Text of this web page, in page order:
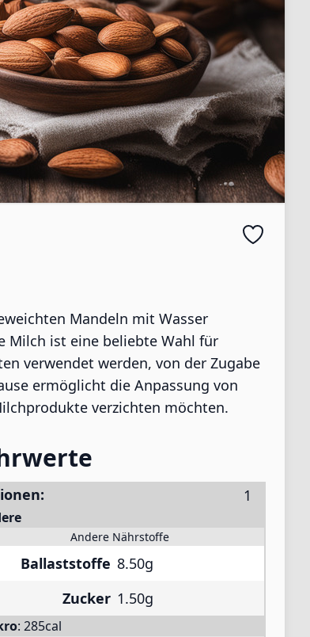
Mandeln mit Wasser
Milch ist eine beliebte Wahl für
verwendet werden, von der Zugabe
ermöglicht die Anpassung von
verzichten möchten.
Andere Nährstoffe
Ballaststoffe 8.50g
Zucker 1.50g
: 285cal